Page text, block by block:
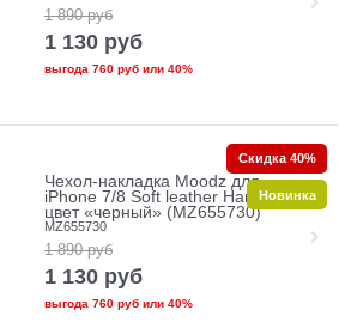
1 890 руб
1 130 руб
выгода 760 рубили 40%
Чехол-накладка Moodz для
iPhone 7/8 Soft leather Hard Notte,
цвет «черный» (MZ655730)
MZ655730
1 890 руб
1 130 руб
выгода 760 рубили 40%
Скидка 40%
Новинка